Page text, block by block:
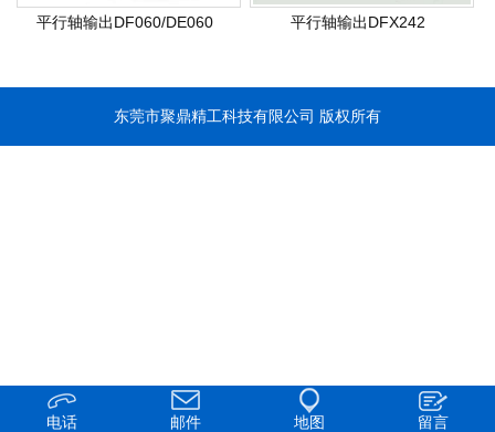
平行轴输出DF060/DE060 平行轴输出DFX242
东莞市聚鼎精工科技有限公司 版权所有
电话 邮件 地图 留言